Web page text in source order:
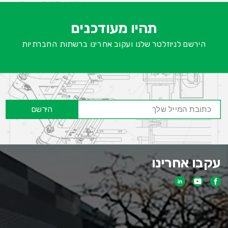
תהיו מעודכנים
הירשם לניוזלטר שלנו ועקוב אחרינו ברשתות החברתיות
הירשם
עקבו אחרינו